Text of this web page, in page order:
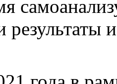
результаты